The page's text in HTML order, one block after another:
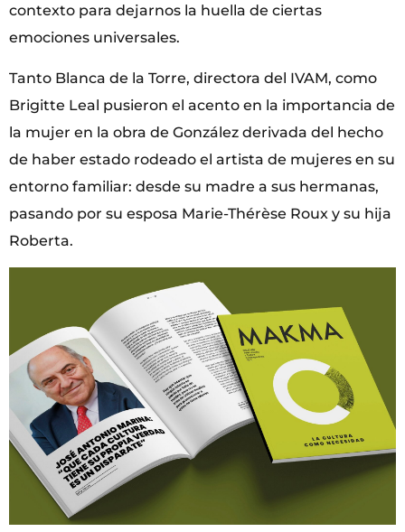
contexto para dejarnos la huella de ciertas
emociones universales.
Tanto Blanca de la Torre, directora del IVAM, como
Brigitte Leal pusieron el acento en la importancia de
la mujer en la obra de González derivada del hecho
de haber estado rodeado el artista de mujeres en su
entorno familiar: desde su madre a sus hermanas,
pasando por su esposa Marie-Thérèse Roux y su hija
Roberta.